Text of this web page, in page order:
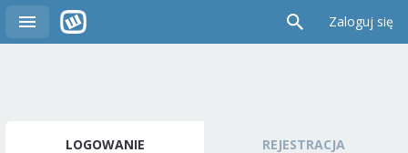
Zaloguj się
LOGOWANIE REJESTRACJA